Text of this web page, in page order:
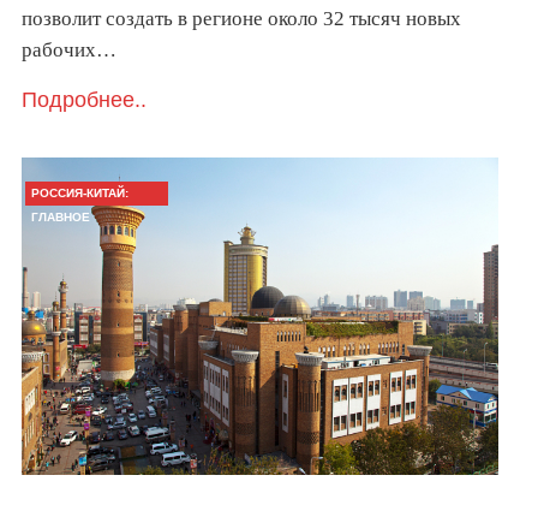
позволит создать в регионе около 32 тысяч новых
рабочих…
Подробнее..
РОССИЯ-КИТАЙ:
ГЛАВНОЕ